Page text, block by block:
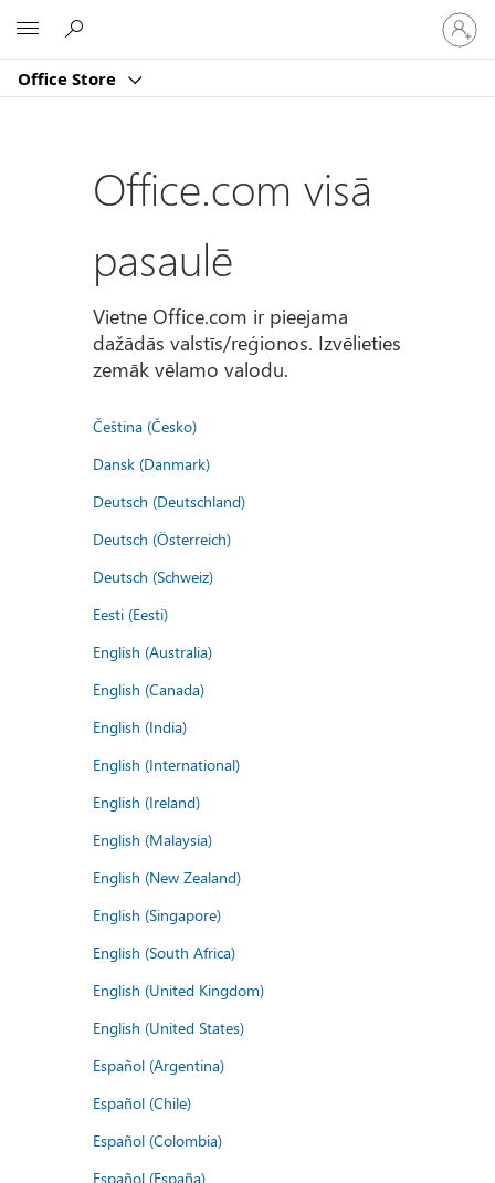
Office Store
savā
kontā
Office.com visā
pasaulē
Vietne Office.com ir pieejama
dažādās valstīs/reģionos. Izvēlieties
zemāk vēlamo valodu.
Čeština (Česko)
Dansk (Danmark)
Deutsch (Deutschland)
Deutsch (Österreich)
Deutsch (Schweiz)
Eesti (Eesti)
English (Australia)
English (Canada)
English (India)
English (International)
English (Ireland)
English (Malaysia)
English (New Zealand)
English (Singapore)
English (South Africa)
English (United Kingdom)
English (United States)
Español (Argentina)
Español (Chile)
Español (Colombia)
Español (España)